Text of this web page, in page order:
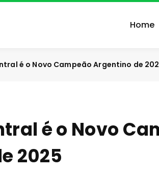
Home
é o Novo Campeão Argentino de
é o Novo
2025